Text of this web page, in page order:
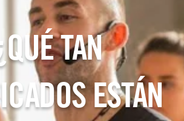
TAN
ESTÁN